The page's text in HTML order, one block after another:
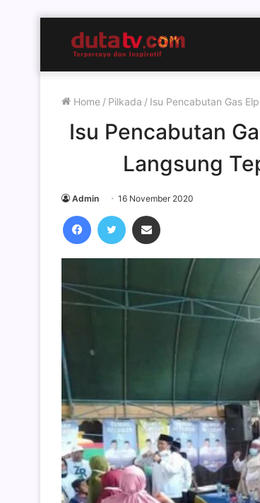
Home / Pilkada / Isu Pencabutan Gas
Isu Pencabutan
Langsung
Admin 16 November 2020
FacebookTwitter